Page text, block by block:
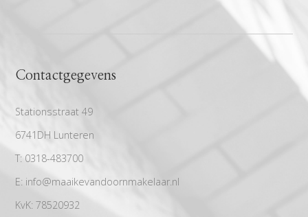
Contactgegevens
Stationsstraat 49
6741DH Lunteren
T: 0318-483700
E: info@maaikevandoornmakelaar.nl
KvK: 78520932